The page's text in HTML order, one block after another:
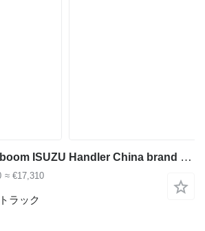
Isuzu 20m hybrid boom ISUZU Handler China brand upper aerial platform
≈ €17,310
ラック